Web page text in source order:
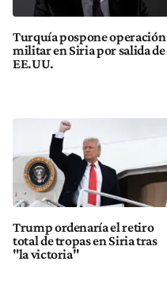
Turquía pospone operación
militar en Siria por salida de
EE.UU.
Trump ordenaría el retiro
total de tropas en Siria tras
"la victoria"